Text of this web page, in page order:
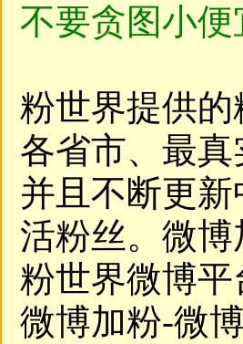
不要贪图小
粉世界提供
各省市、最
并且不断更
活粉丝。微博
粉世界微博
微博加粉-微